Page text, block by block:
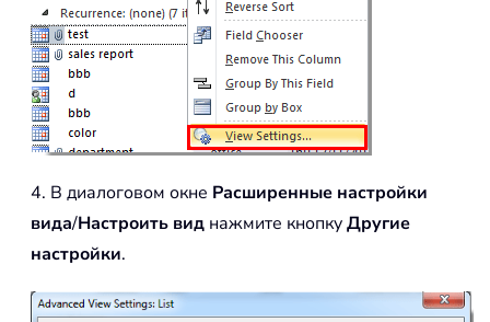
4. В диалоговом окне Расширенные настройки
вида/Настроить вид нажмите кнопкуДругие
настройки.